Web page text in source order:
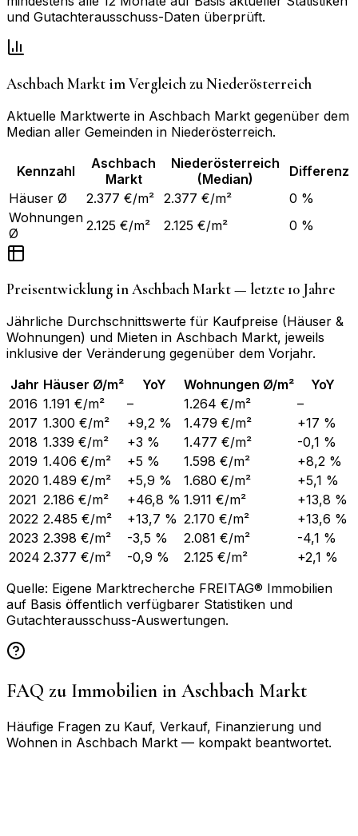
und Gutachterausschuss-Daten überprüft.
Aschbach Markt im Vergleich zuNiederösterreich
Aktuelle Marktwerte in Aschbach Markt gegenüber dem
Median aller Gemeinden in Niederösterreich.
Kennzahl
Aschbach
Markt
Niederösterreich
(Median)
Differenz
Häuser Ø
2.377 €/m² 2.377 €/m²
0 %
Wohnungen
Ø
2.125 €/m² 2.125 €/m² 0 %
Preisentwicklung inAschbach Markt— letzte 10 Jahre
Jährliche Durchschnittswerte für Kaufpreise (Häuser &
Wohnungen) und Mieten in Aschbach Markt, jeweils
inklusive der Veränderung gegenüber dem Vorjahr.
Jahr Häuser Ø/m² YoY Wohnungen Ø/m²
YoY
2016 1.191 €/m² – 1.264 €/m²
–
2017 1.300 €/m² +9,2 % 1.479 €/m²
+17 %
2018 1.339 €/m² +3 % 1.477 €/m²
-0,1 %
2019 1.406 €/m² +5 % 1.598 €/m²
+8,2 %
2020 1.489 €/m² +5,9 % 1.680 €/m²
+5,1 %
2021 2.186 €/m² +46,8 % 1.911 €/m²
+13,8 %
2022 2.485 €/m² +13,7 % 2.170 €/m²
+13,6 %
2023 2.398 €/m² -3,5 % 2.081 €/m²
-4,1 %
2024 2.377 €/m² -0,9 % 2.125 €/m²
+2,1 %
Quelle: Eigene Marktrecherche FREITAG® Immobilien
auf Basis öffentlich verfügbarer Statistiken und
Gutachterausschuss-Auswertungen.
FAQ zu Immobilien in Aschbach Markt
Häufige Fragen zu Kauf, Verkauf, Finanzierung und
Wohnen in Aschbach Markt — kompakt beantwortet.